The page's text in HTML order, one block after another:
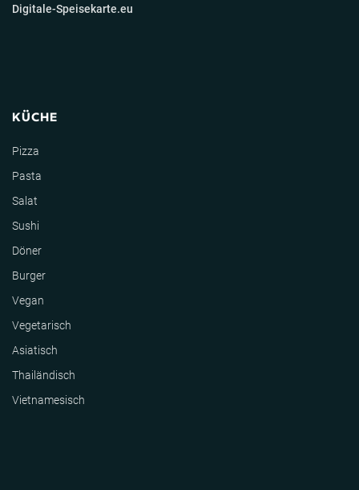
Digitale-Speisekarte.eu
KÜCHE
Pizza
Pasta
Salat
Sushi
Döner
Burger
Vegan
Vegetarisch
Asiatisch
Thailändisch
Vietnamesisch